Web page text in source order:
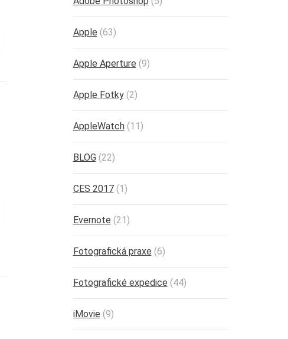
Apple (63)
Apple Aperture (9)
Apple Fotky(2)
AppleWatch(11)
BLOG(22)
CES 2017(1)
Evernote (21)
Fotografická praxe (6)
Fotografické expedice (44)
iMovie (9)